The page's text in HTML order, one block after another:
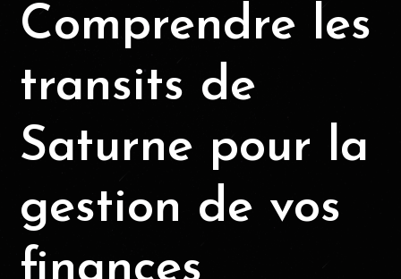
Comprendre les
transits de
Saturne pour la
gestion de vos